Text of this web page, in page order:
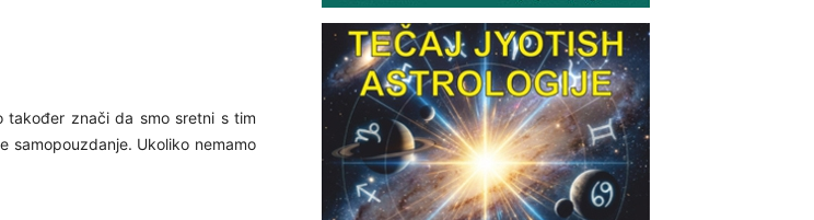
također znači da smo sretni s tim
samopouzdanje. Ukoliko nemamo